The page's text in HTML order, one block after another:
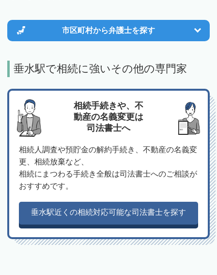
市区町村から弁護士を探す
垂水駅で相続に強いその他の専門家
相続手続きや、不
動産の名義変更は
司法書士へ
相続人調査や預貯金の解約手続き、不動産の名義変
更、相続放棄など、
相続にまつわる手続き全般は司法書士へのご相談が
おすすめです。
垂水駅近くの相続対応可能な司法書士を探す